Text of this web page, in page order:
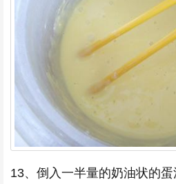
13、倒入一半量的奶油状的